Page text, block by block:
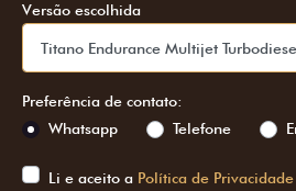
Versão escolhida
Preferência de contato:
Whatsapp
Telefone
Li e aceito a Política de Privacidade